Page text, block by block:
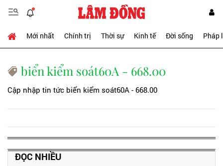
Mới nhất Chính trị Thời sự Kinh tế Đời sống Pháp
biển kiểm soát60A - 668.00
Cập nhập tin tức biển kiểm soát60A - 668.00
ĐỌC NHIỀU